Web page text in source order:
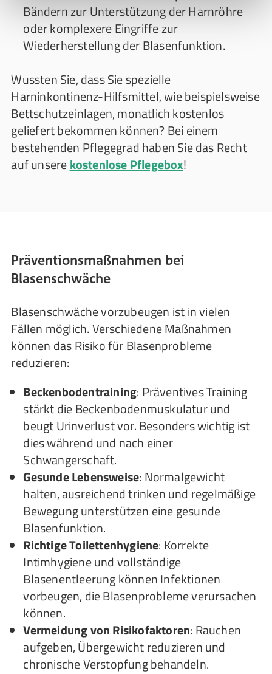
Bändern zur Unterstützung der Harnröhre
oder komplexere Eingriffe zur
Wiederherstellung der Blasenfunktion.
Wussten Sie, dass Sie spezielle
Harninkontinenz-Hilfsmittel, wie beispielsweise
Bettschutzeinlagen, monatlich kostenlos
geliefert bekommen können? Bei einem
bestehenden Pflegegrad haben Sie das Recht
auf unserekostenlose Pflegebox!
Präventionsmaßnahmen bei
Blasenschwäche
Blasenschwäche vorzubeugen ist in vielen
Fällen möglich. Verschiedene Maßnahmen
können das Risiko für Blasenprobleme
reduzieren:
Beckenbodentraining: Präventives Training
stärkt die Beckenbodenmuskulatur und
beugt Urinverlust vor. Besonders wichtig ist
dies während und nach einer
Schwangerschaft.
Gesunde Lebensweise: Normalgewicht
halten, ausreichend trinken und regelmäßige
Bewegung unterstützen eine gesunde
Blasenfunktion.
Richtige Toilettenhygiene: Korrekte
Intimhygiene und vollständige
Blasenentleerung können Infektionen
vorbeugen, die Blasenprobleme verursachen
können.
Vermeidung von Risikofaktoren: Rauchen
aufgeben, Übergewicht reduzieren und
chronische Verstopfung behandeln.